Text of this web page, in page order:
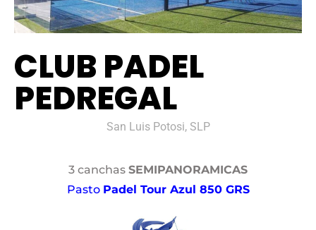
CLUB PADEL
PEDREGAL
San Luis Potosi, SLP
3 canchas SEMIPANORAMICAS
Pasto Padel Tour Azul 850 GRS